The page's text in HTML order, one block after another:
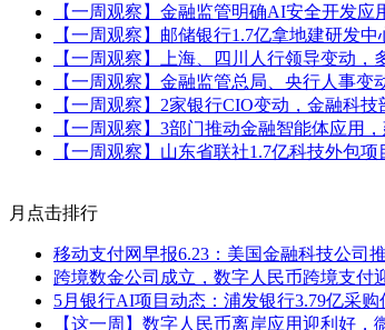
【一周观察】金融监管明确AI安全开发
【一周观察】邮储银行1.7亿拿地建研发
【一周观察】上海、四川人行领导变动
【一周观察】金融监管总局、央行人事
【一周观察】2家银行CIO变动，金融科
【一周观察】3部门推动金融智能体应用
【一周观察】山东省联社1.7亿科技外包
月点击排行
移动支付网早报6.23：美国金融科技公司
跨境数金公司成立，数字人民币跨境支付
5月银行AI项目动态：浦发银行3.79亿采
【这一周】数字人民币离岸应用迎利好